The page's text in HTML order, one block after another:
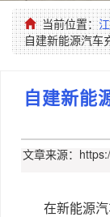
当前位置：
自建新能源汽车
自建新能
文章来源：
在新能源